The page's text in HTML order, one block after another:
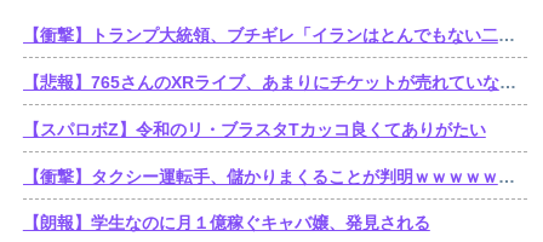
【衝撃】トランプ大統領、ブチギレ「イランはとんでもない二枚舌だ！！」←これｗｗｗｗｗ
【悲報】765さんのXRライブ、あまりにチケットが売れていないからか、事前に内容を見せてしまう大盤振る舞い
【スパロボZ】令和のリ・ブラスタTカッコ良くてありがたい
【衝撃】タクシー運転手、儲かりまくることが判明ｗｗｗｗｗｗｗｗｗｗｗｗｗｗｗｗｗｗｗｗｗｗｗｗｗ
【朗報】学生なのに月１億稼ぐキャバ嬢、発見される